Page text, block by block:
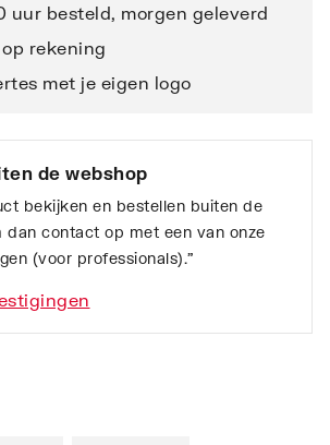
uur besteld, morgen geleverd
rekening
met je eigen logo
de webshop
bekijken en bestellen buiten de
dan contact op met een van onze
(voor professionals).”